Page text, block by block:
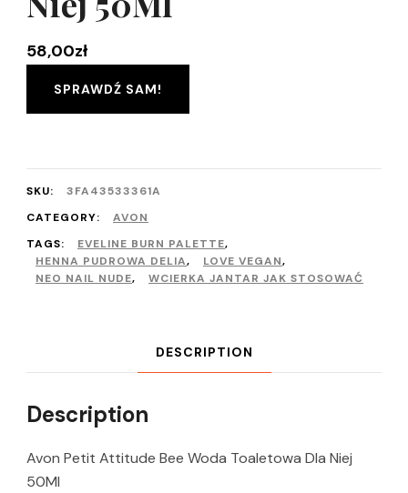
58,00zł
SPRAWDŹ SAM!
SKU:
3FA43533361A
CATEGORY:
AVON
TAGS:
EVELINE BURN PALETTE,
HENNA PUDROWA DELIA, LOVE VEGAN,
NEO NAIL NUDE, WCIERKA JANTAR JAK STOSOWAĆ
DESCRIPTION
Description
Avon Petit Attitude Bee Woda Toaletowa Dla Niej
50Ml